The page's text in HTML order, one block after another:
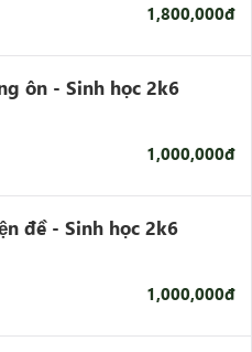
1,800,000đ
ôn - Sinh học 2k6
1,000,000đ
đề - Sinh học 2k6
1,000,000đ